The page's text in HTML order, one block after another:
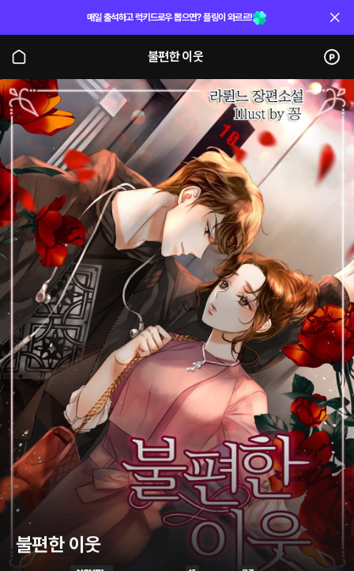
매일 출석하고 럭키드로우 뽑으면? 플링이 와르르!
불편한 이웃
불편한 이웃